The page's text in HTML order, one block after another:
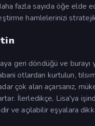
fazla sayıda öğe elde
hamlelerinizi
geri döndüğü ve
otlardan kurtulun,
çok alan açarsanız,
İlerledikçe, Lisa'ya
ve açılabilir eşyalara